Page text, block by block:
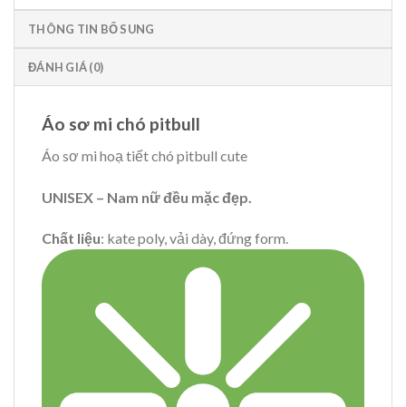
THÔNG TIN BỔ SUNG
ĐÁNH GIÁ (0)
Áo sơ mi chó pitbull
Áo sơ mi hoạ tiết chó pitbull cute
UNISEX – Nam nữ đều mặc đẹp.
Chất liệu: kate poly, vải dày, đứng form.